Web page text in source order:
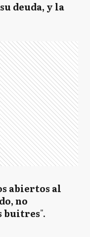
deuda, y la
abiertos al
no
buitres".